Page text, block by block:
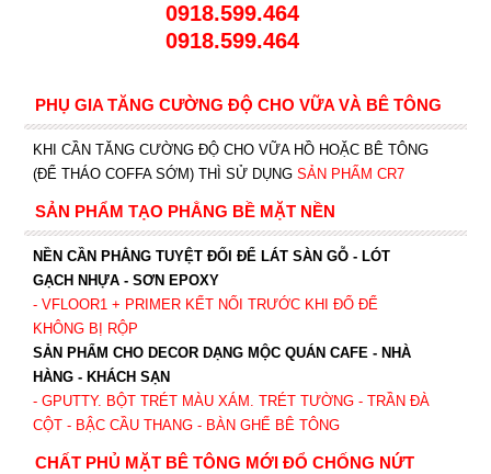
0918.599.464
0918.599.464
PHỤ GIA TĂNG CƯỜNG ĐỘ CHO VỮA VÀ BÊ TÔNG
KHI CẦN TĂNG CƯỜNG ĐỘ CHO VỮA HỒ HOẶC BÊ TÔNG
(ĐỂ THÁO COFFA SỚM) THÌ SỬ DỤNG SẢN PHẨM CR7
SẢN PHẨM TẠO PHẲNG BỀ MẶT NỀN
NỀN CẦN PHẲNG TUYỆT ĐỐI ĐỂ LÁT SÀN GỖ - LÓT
GẠCH NHỰA - SƠN EPOXY
- VFLOOR1+ PRIMER KẾT NỐI TRƯỚC KHI ĐỔ ĐỂ
KHÔNG BỊ RỘP
SẢN PHẨM CHO DECOR DẠNG MỘC QUÁN CAFE - NHÀ
HÀNG - KHÁCH SẠN
- GPUTTY. BỘT TRÉT MÀU XÁM. TRÉT TƯỜNG - TRẦN ĐÀ
CỘT - BẬC CẦU THANG - BÀN GHẾ BÊ TÔNG
CHẤT PHỦ MẶT BÊ TÔNG MỚI ĐỔ CHỐNG NỨT